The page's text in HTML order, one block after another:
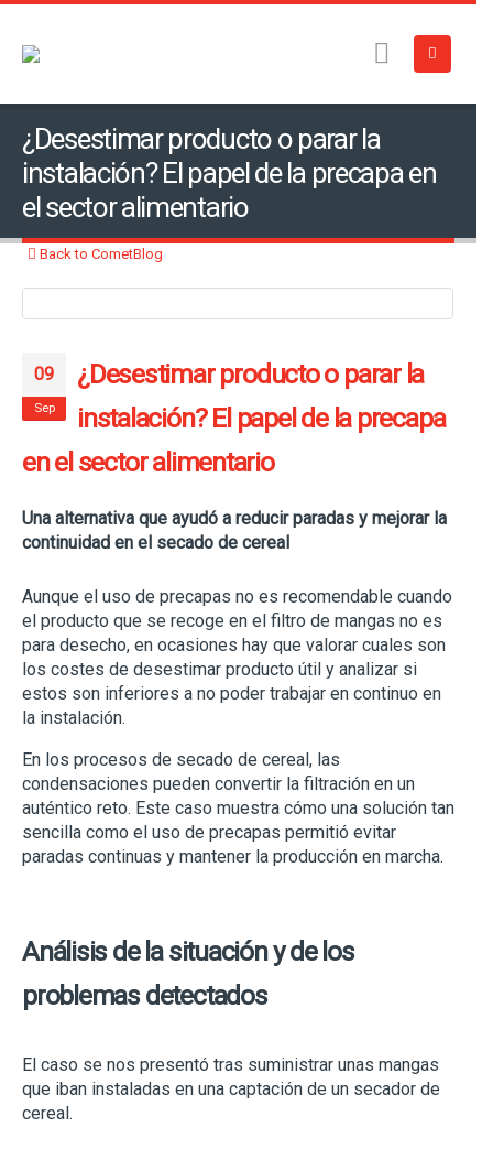
¿Desestimar producto o parar la
instalación? El papel de la precapa en
el sector alimentario
Back to CometBlog
09
Sep
¿Desestimar producto o parar la
instalación? El papel de la precapa
en el sector alimentario
Una alternativa que ayudó a reducir paradas y mejorar la
continuidad en el secado de cereal
Aunque el uso de precapas no es recomendable cuando
el producto que se recoge en el filtro de mangas no es
para desecho, en ocasiones hay que valorar cuales son
los costes de desestimar producto útil y analizar si
estos son inferiores a no poder trabajar en continuo en
la instalación.
En los procesos de secado de cereal, las
condensaciones pueden convertir la filtración en un
auténtico reto. Este caso muestra cómo una solución tan
sencilla como el uso de precapas permitió evitar
paradas continuas y mantener la producción en marcha.
Análisis de la situación y de los
problemas detectados
El caso se nos presentó tras suministrar unas mangas
que iban instaladas en una captación de un secador de
cereal.